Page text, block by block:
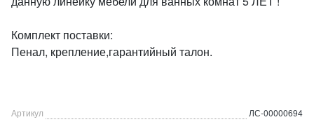
Комплект поставки:
Пенал, крепление,гарантийный талон.
Артикул
ЛС-00000694